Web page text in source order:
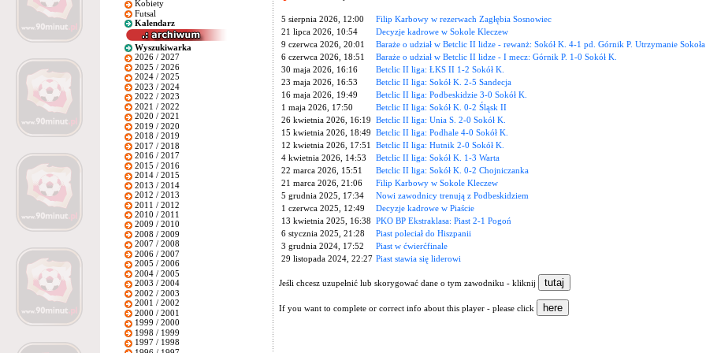
Kobiety
Futsal
Kalendarz
Wyszukiwarka
2026 / 2027
2025 / 2026
2024 / 2025
2023 / 2024
2022 / 2023
2021 / 2022
2020 / 2021
2019 / 2020
2018 / 2019
2017 / 2018
2016 / 2017
2015 / 2016
2014 / 2015
2013 / 2014
2012 / 2013
2011 / 2012
2010 / 2011
2009 / 2010
2008 / 2009
2007 / 2008
2006 / 2007
2005 / 2006
2004 / 2005
2003 / 2004
2002 / 2003
2001 / 2002
2000 / 2001
1999 / 2000
1998 / 1999
1997 / 1998
5 sierpnia 2026, 12:00
Filip Karbowy w rezerwach Zagłębia Sosnowiec
21 lipca 2026, 10:54
Decyzje kadrowe w Sokole Kleczew
9 czerwca 2026, 20:01
Baraże o udział w Betclic II lidze - rewanż: Sokół K. 4-1 pd. Górnik P. Utrzymanie
6 czerwca 2026, 18:51
Baraże o udział w Betclic II lidze - I mecz: Górnik P. 1-0 Sokół K.
30 maja 2026, 16:16
Betclic II liga: ŁKS II 1-2 Sokół K.
23 maja 2026, 16:53
Betclic II liga: Sokół K. 2-5 Sandecja
16 maja 2026, 19:49
Betclic II liga: Podbeskidzie 3-0 Sokół K.
1 maja 2026, 17:50
Betclic II liga: Sokół K. 0-2 Śląsk II
26 kwietnia 2026, 16:19 Betclic II liga: Unia S. 2-0 Sokół K.
15 kwietnia 2026, 18:49 Betclic II liga: Podhale 4-0 Sokół K.
12 kwietnia 2026, 17:51
Betclic II liga: Hutnik 2-0 Sokół K.
4 kwietnia 2026, 14:53
Betclic II liga: Sokół K. 1-3 Warta
22 marca 2026, 15:51
Betclic II liga: Sokół K. 0-2 Chojniczanka
21 marca 2026, 21:06
Filip Karbowy w Sokole Kleczew
5 grudnia 2025, 17:34
Nowi zawodnicy trenują z Podbeskidziem
1 czerwca 2025, 12:49
Decyzje kadrowe w Piaście
13 kwietnia 2025, 16:38 PKO BP Ekstraklasa: Piast 2-1 Pogoń
6 stycznia 2025, 21:28
Piast poleciał do Hiszpanii
3 grudnia 2024, 17:52
Piast w ćwierćfinale
29 listopada 2024, 22:27 Piast stawia się liderowi
Jeśli chcesz uzupełnić lub skorygować dane o tym zawodniku - kliknij
If you want to complete or correct info about this player - please click